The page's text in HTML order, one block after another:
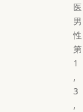
医
男
性
第
1
,
3
,